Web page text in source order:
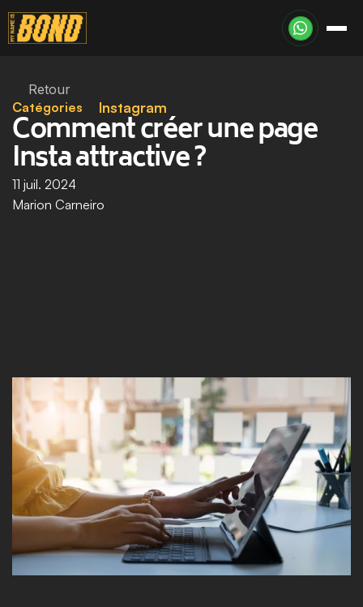
Retour
Catégories
Instagram
Comment créer une page
Insta attractive ?
11 juil. 2024
Marion Carneiro